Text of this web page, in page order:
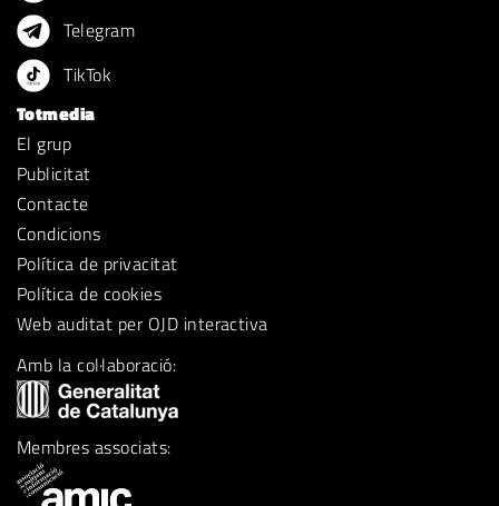
Telegram
TikTok
Totmedia
El grup
Publicitat
Contacte
Condicions
Política de privacitat
Política de cookies
Web auditat per OJD interactiva
Amb la col·laboració:
Membres associats: